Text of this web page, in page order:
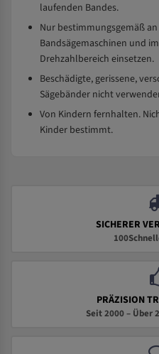
laufenden Bandes.
Nur bestimmungsgemäß
Bandsägemaschinen und
Drehzahlbereich einsetzen.
Beschädigte, gerissene,
Sägebänder nicht
Von Kindern fernhalten.
Kinder bestimmt.
SICHERER
PRÄZISION
Seit 2000 – Über